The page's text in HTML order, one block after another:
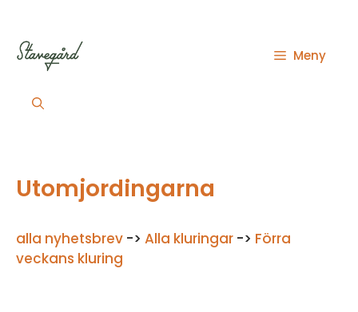
innehåll
Meny
Utomjordingarna
alla nyhetsbrev -> Alla kluringar -> Förra
veckans kluring